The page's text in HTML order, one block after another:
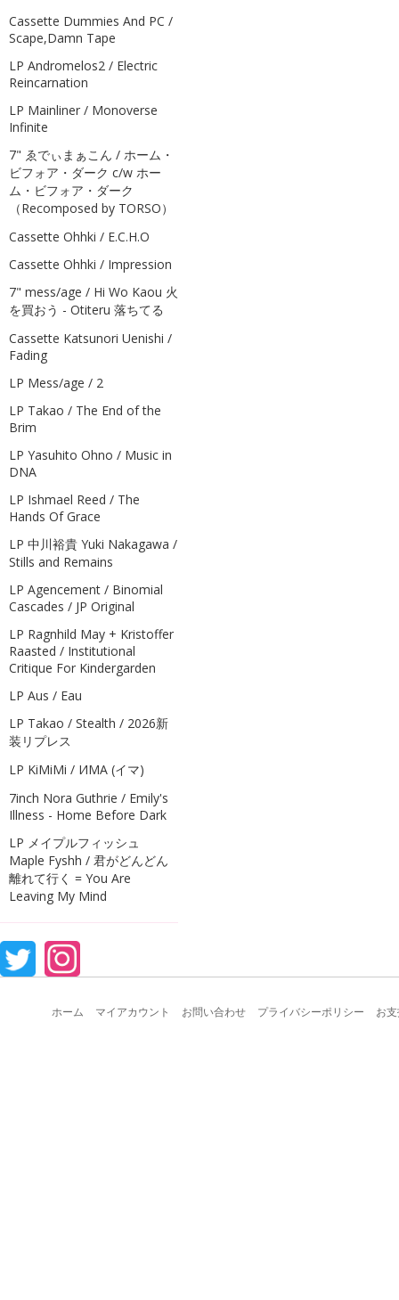
Cassette Dummies And PC /
Scape,Damn Tape
LP Andromelos2 / Electric
Reincarnation
LP Mainliner / Monoverse
Infinite
7" ゑでぃまぁこん / ホーム・
ビフォア・ダーク c/w ホー
ム・ビフォア・ダーク
（Recomposed by TORSO）
Cassette Ohhki / E.C.H.O
Cassette Ohhki / Impression
7" mess/age / Hi Wo Kaou 火
を買おう - Otiteru 落ちてる
Cassette Katsunori Uenishi /
Fading
LP Mess/age / 2
LP Takao / The End of the
Brim
LP Yasuhito Ohno / Music in
DNA
LP Ishmael Reed / The
Hands Of Grace
LP 中川裕貴 Yuki Nakagawa /
Stills and Remains
LP Agencement / Binomial
Cascades / JP Original
LP Ragnhild May + Kristoffer
Raasted / Institutional
Critique For Kindergarden
LP Aus / Eau
LP Takao / Stealth / 2026新
装リプレス
LP KiMiMi / ИМА (イマ)
7inch Nora Guthrie / Emily's
Illness - Home Before Dark
LP メイプルフィッシュ
Maple Fyshh / 君がどんどん
離れて行く = You Are
Leaving My Mind
ホーム マイアカウント お問い合わせ プライバシーポリシー お